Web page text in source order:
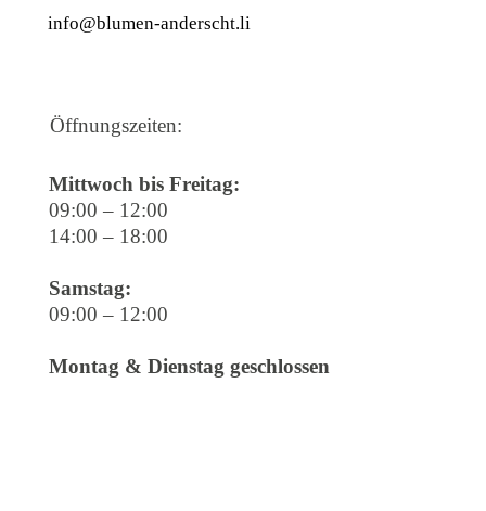
Öffnungszeiten:
Mittwoch bis Freitag:
09:00 – 12:00
14:00 – 18:00
Samstag:
09:00 – 12:00
Montag & Dienstag geschlossen
info@blumen-anderscht.li